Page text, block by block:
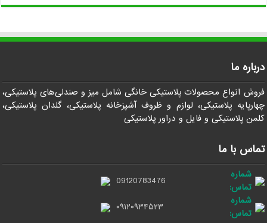
درباره ما
فروش انواع محصولات پلاستیکی خانگی شامل میز و صندلی‌های پلاستیکی،
چهارپایه پلاستیکی، لوازم و ظروف آشپزخانه پلاستیکی، گلدان پلاستیکی،
کلمن پلاستیکی و فایل و دراور پلاستیکی
تماس با ما
شماره
تماس:
09120783476
شماره
تماس:
۰۹۱۲۰۹۳۴۵۲۳